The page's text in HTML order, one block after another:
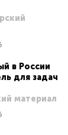
в России
для задач
материал